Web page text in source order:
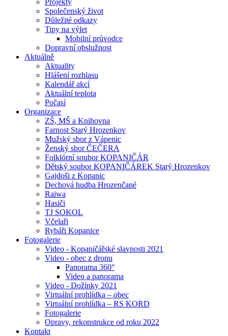
Projekty
Společenský život
Důležité odkazy
Tipy na výlet
Mobilní průvodce
Dopravní obslužnost
Aktuálně
Aktuality
Hlášení rozhlasu
Kalendář akcí
Aktuální teplota
Počasí
Organizace
ZŠ, MŠ a Knihovna
Farnost Starý Hrozenkov
Mužský sbor z Vápenic
Ženský sbor ČEČERA
Folklórní soubor KOPANIČÁR
Dětský soubor KOPANIČÁREK Starý Hrozenkov
Gajdoši z Kopanic
Dechová hudba Hrozenčané
Raiwa
Hasiči
TJ SOKOL
Včelaři
Rybáři Kopanice
Fotogalerie
Video - Kopaničářské slavnosti 2021
Video - obec z dronu
Panorama 360°
Video a panorama
Video - Dožínky 2021
Virtuální prohlídka – obec
Virtuální prohlídka – RS KORD
Fotogalerie
Opravy, rekonstrukce od roku 2022
Kontakt